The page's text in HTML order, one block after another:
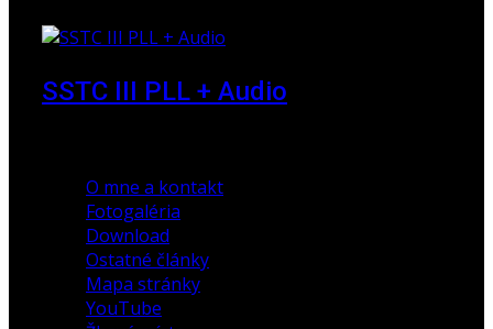
SSTC III PLL + Audio
O mne a kontakt
Fotogaléria
Download
Ostatné články
Mapa stránky
YouTube